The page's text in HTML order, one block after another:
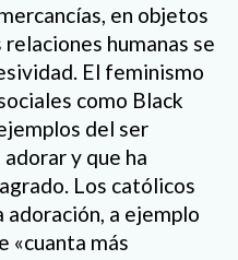
en objetos
humanas se
El feminismo
como Black
del ser
y que ha
Los católicos
adoración, a ejemplo
«cuanta más